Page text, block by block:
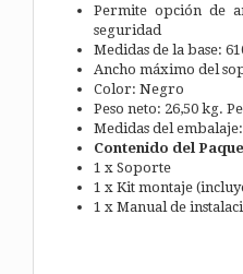
Permite opción de
seguridad
Medidas de la base:
Ancho máximo del
Color: Negro
Peso neto: 26,50 kg.
Medidas del
Contenido del
1 x Soporte
1 x Kit montaje
1 x Manual de